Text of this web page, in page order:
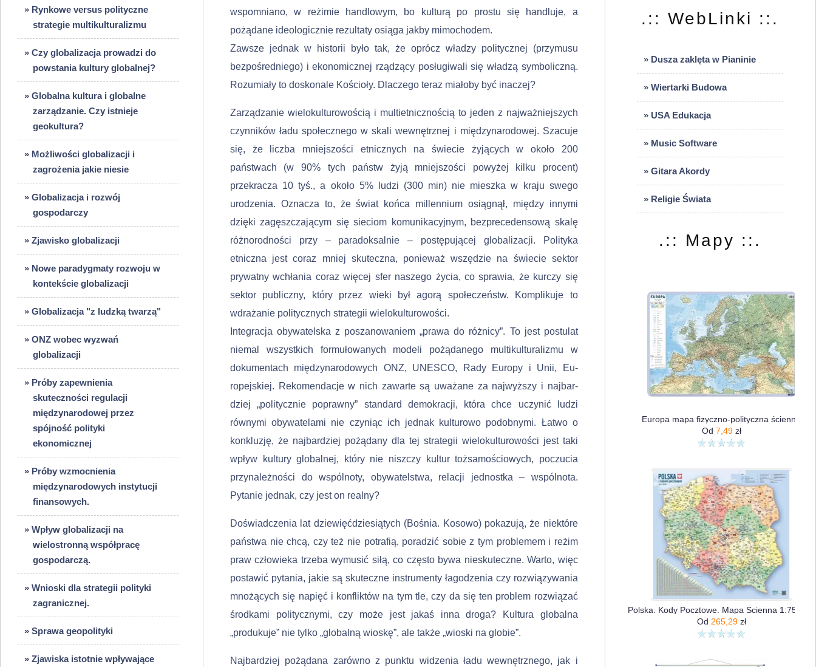
» Rynkowe versus polityczne
strategie multikulturalizmu
» Czy globalizacja prowadzi do
powstania kultury globalnej?
» Globalna kultura i globalne
zarządzanie. Czy istnieje
geokultura?
» Możliwości globalizacji i
zagrożenia jakie niesie
» Globalizacja i rozwój
gospodarczy
» Zjawisko globalizacji
» Nowe paradygmaty rozwoju w
kontekście globalizacji
» Globalizacja "z ludzką twarzą"
» ONZ wobec wyzwań
globalizacji
» Próby zapewnienia
skuteczności regulacji
międzynarodowej przez
spójność polityki
ekonomicznej
» Próby wzmocnienia
międzynarodowych instytucji
finansowych.
» Wpływ globalizacji na
wielostronną współpracę
gospodarczą.
» Wnioski dla strategii polityki
zagranicznej.
» Sprawa geopolityki
» Zjawiska istotnie wpływające
wspomniano, w reżimie handlowym, bo kulturą po prostu się handlu­je, a
pożądane ideologicznie rezultaty osiąga jakby mimochodem.
Zawsze jednak w historii było tak, że oprócz władzy politycznej (przymusu
bezpośredniego) i ekonomicznej rządzący posługiwali się władzą symboliczną.
Rozu­miały to doskonale Kościoły. Dlaczego teraz miałoby być inaczej?
Zarządzanie wielokulturowością i multietnicznością to jeden z najważniej­szych
czynników ładu społecznego w skali wewnętrznej i międzynarodowej. Szacuje
się, że liczba mniejszości etnicznych na świecie żyjących w około 200
państwach (w 90% tych państw żyją mniejszości powyżej kilku procent)
przekracza 10 tyś., a około 5% ludzi (300 min) nie mieszka w kraju swego
urodzenia. Oznacza to, że świat końca millennium osiągnął, między innymi
dzięki zagęsz­czającym się sieciom komunikacyjnym, bezprecedensową skalę
różnorodności przy – paradoksalnie – postępującej globalizacji. Polityka
etniczna jest coraz mniej skuteczna, ponieważ wszędzie na świecie sektor
prywatny wchłania coraz więcej sfer naszego życia, co sprawia, że kurczy się
sektor publiczny, który przez wieki był agorą społeczeństw. Komplikuje to
wdrażanie politycznych strategii wielokulturowości.
Integracja obywatelska z poszanowaniem „prawa do różnicy”. To jest po­stulat
niemal wszystkich formułowanych modeli pożądanego multikulturalizmu w
dokumentach międzynarodowych ONZ, UNESCO, Rady Europy i Unii, Eu­
ropejskiej. Rekomendacje w nich zawarte są uważane za najwyższy i najbar­
dziej „politycznie poprawny” standard demokracji, która chce uczynić ludzi
równymi obywatelami nie czyniąc ich jednak kulturowo podobnymi. Łatwo o
konkluzję, że najbardziej pożądany dla tej strategii wielokulturowości jest taki
wpływ kultury globalnej, który nie niszczy kultur tożsamościowych, poczucia
przynależności do wspólnoty, obywatelstwa, relacji jednostka – wspólnota.
Pytanie jednak, czy jest on realny?
Doświadczenia lat dziewięćdziesiątych (Bośnia. Kosowo) pokazują, że nie­które
państwa nie chcą, czy też nie potrafią, poradzić sobie z tym problemem i reżim
praw człowieka trzeba wymusić siłą, co często bywa nieskuteczne. Warto, więc
postawić pytania, jakie są skuteczne instrumenty łagodzenia czy rozwią­zywania
mnożących się napięć i konfliktów na tym tle, czy da się ten problem rozwiązać
środkami politycznymi, czy może jest jakaś inna droga? Kultura globalna
„produkuje” nie tylko „globalną wioskę”, ale także „wioski na globie”.
Najbardziej pożądana zarówno z punktu widzenia ładu wewnętrznego, jak i
.:: WebLinki ::.
» Dusza zaklęta w Pianinie
» Wiertarki Budowa
» USA Edukacja
» Music Software
» Gitara Akordy
» Religie Świata
.:: Mapy ::.
Europa mapa fizyczno-polityczna ścienna
Od 7,49zł
Od 265,29zł